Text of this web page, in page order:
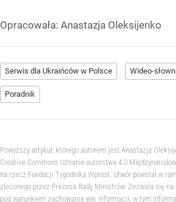
Opracowała: Anastazja Oleksijenko
Serwis dla Ukraińców w Polsce Wideo-
Poradnik
Powyższy artykuł, którego autorem jest Anastazja
Creative Commons Uznanie autorstwa 4.0
na rzecz Fundacji Tygodnika Wprost. Utwór powstał w
zleconego przez Prezesa Rady Ministrów. Zezwala się
pod warunkiem zachowania ww. informacji, w tym